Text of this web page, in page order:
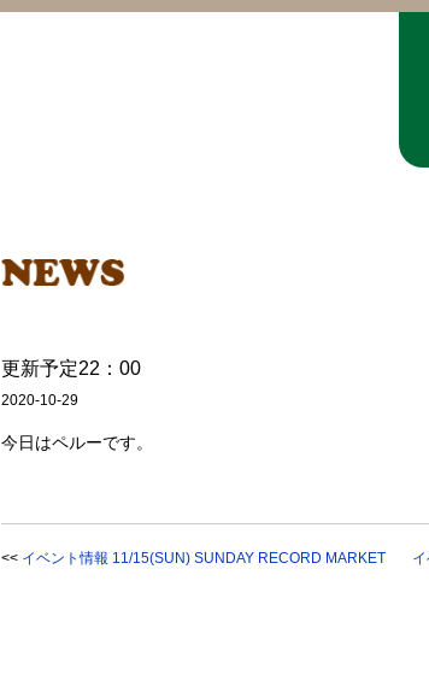
更新予定22：00
2020-10-29
今日はペルーです。
<< イベント情報 11/15(SUN) SUNDAY RECORD MARKET